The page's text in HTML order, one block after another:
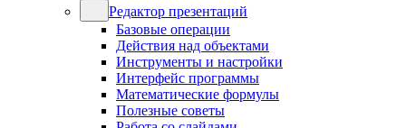
Редактор презентаций
Базовые операции
Действия над объектами
Инструменты и настройки
Интерфейс программы
Математические формулы
Полезные советы